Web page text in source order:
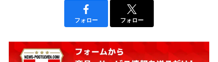
フォロー フォロー